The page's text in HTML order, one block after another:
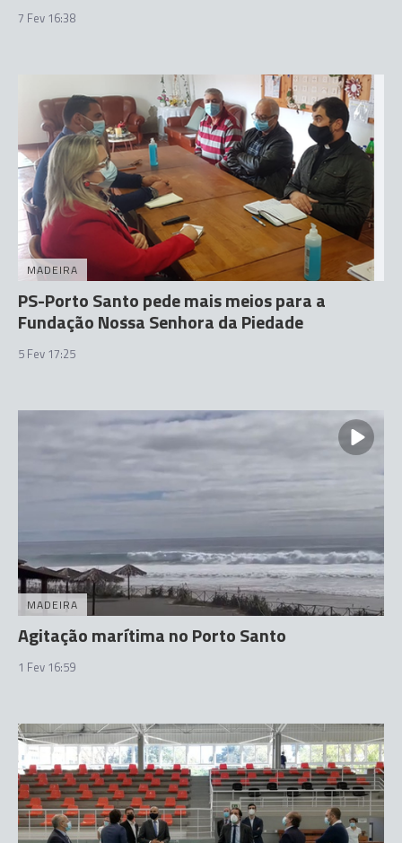
7 Fev 16:38
MADEIRA
PS-Porto Santo pede mais meios para a
Fundação Nossa Senhora da Piedade
5 Fev 17:25
MADEIRA
Agitação marítima no Porto Santo
1 Fev 16:59